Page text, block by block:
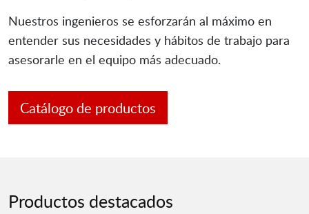
Nuestros ingenieros se esforzarán al máximo en
entender sus necesidades y hábitos de trabajo para
asesorarle en el equipo más adecuado.
Catálogo de productos
Productos destacados